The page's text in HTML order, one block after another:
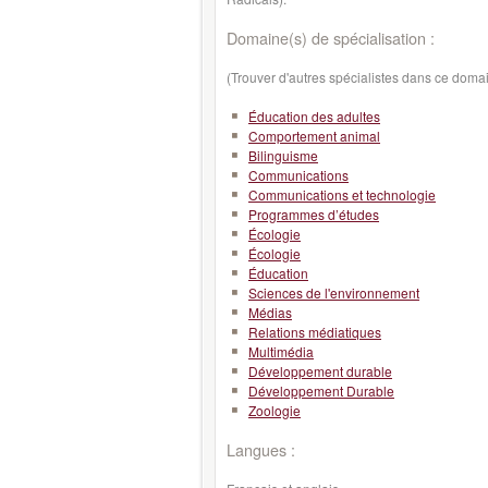
Domaine(s) de spécialisation :
(Trouver d'autres spécialistes dans ce
Éducation des adultes
Comportement animal
Bilinguisme
Communications
Communications et technologie
Programmes d’études
Écologie
Écologie
Éducation
Sciences de l'environnement
Médias
Relations médiatiques
Multimédia
Développement durable
Développement Durable
Zoologie
Langues :